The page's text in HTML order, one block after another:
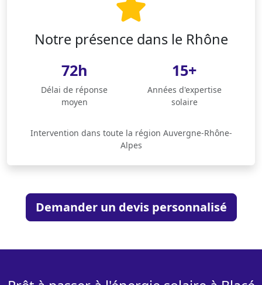
Notre présence dans le Rhône
72h
Délai de réponse
moyen
15+
Années d'expertise
solaire
Intervention dans toute la région Auvergne-Rhône-
Alpes
Demander un devis personnalisé